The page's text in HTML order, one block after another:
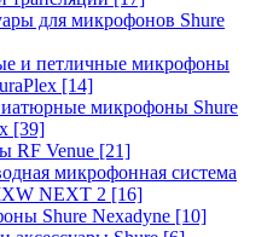
для микрофонов Shure
и петличные микрофоны
[14]
микрофоны Shure
[39]
RF Venue [21]
микрофонная система
NEXT 2 [16]
Shure Nexadyne [10]